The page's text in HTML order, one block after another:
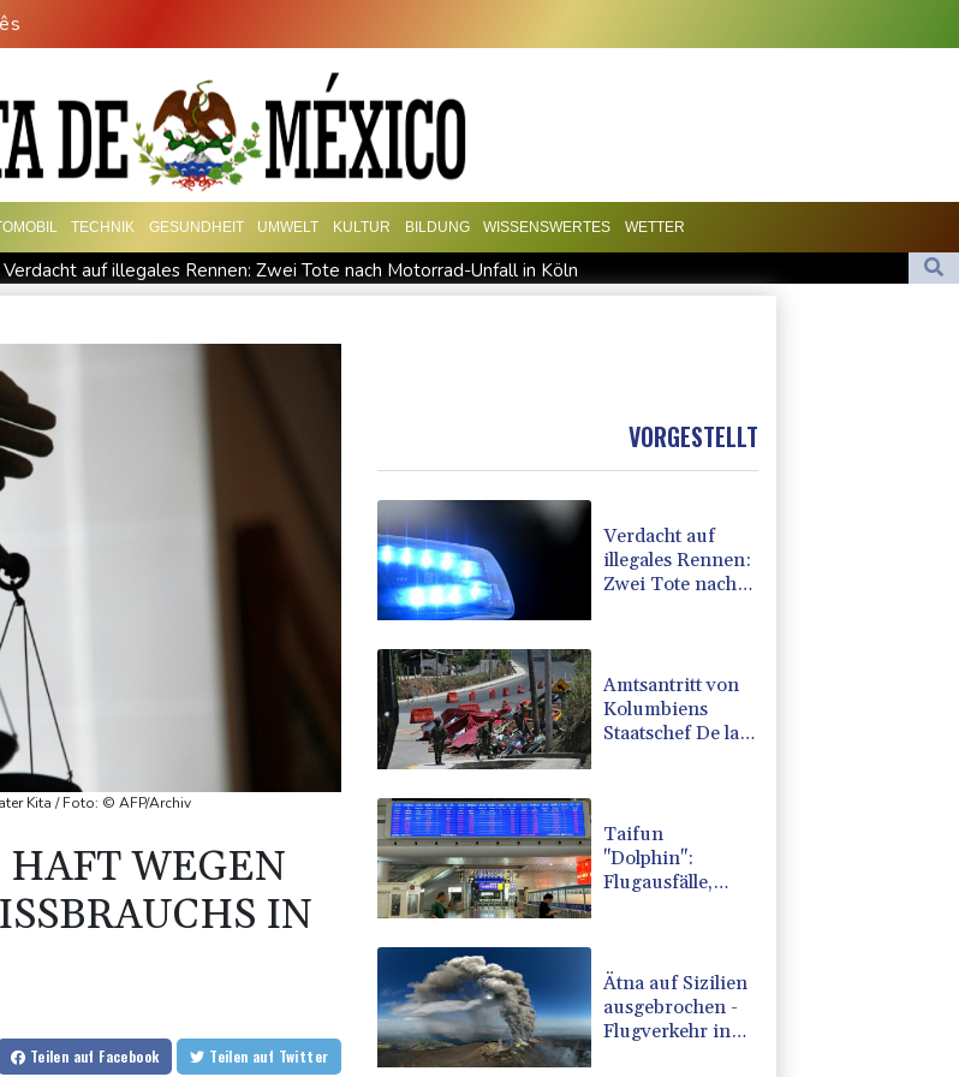
TECHNIK GESUNDHEIT UMWELT KULTUR BILDUNG WISSENSWERTES WETTER
Verdacht auf illegales Rennen: Zwei Tote nach Motorrad-Unfall in Köln
bekräftigt harte Haltung in Streit um Straße von Hormus
Lionel Messi trauert um Vater und langjährigen Manager Jorge
Kita / Foto: © AFP/Archiv
WEGEN
IN
Teilen auf Facebook Teilen auf Twitter
VORGESTELLT
Verdacht auf
illegales Rennen:
Zwei Tote nach
Amtsantritt von
Kolumbiens
Staatschef De la
Taifun
"Dolphin":
Flugausfälle,
China
Ätna auf Sizilien
ausgebrochen -
Flugverkehr in